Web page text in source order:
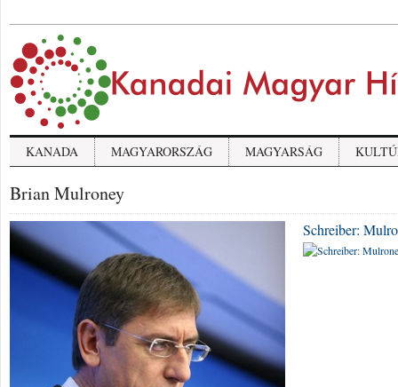
KANADA MAGYARORSZÁG MAGYARSÁG
Brian Mulroney
Schreiber: